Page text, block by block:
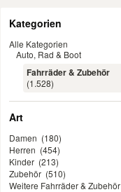
Kategorien
Alle Kategorien
Auto, Rad & Boot
Fahrräder & Zubehör
(1.528)
Art
Damen (180)
Herren (454)
Kinder (213)
Zubehör (510)
Weitere Fahrräder & Zubehör